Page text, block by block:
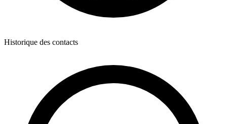
Historique des contacts